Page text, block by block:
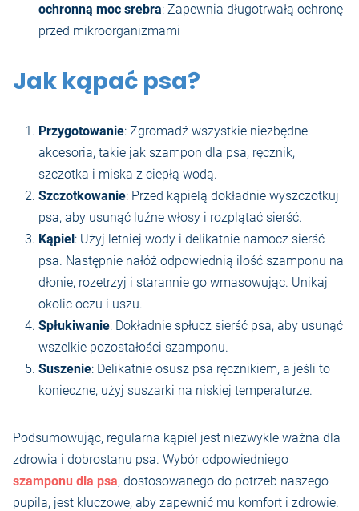
ochronną moc srebra: Zapewnia długotrwałą ochronę
przed mikroorganizmami
Jak kąpać psa?
Przygotowanie: Zgromadź wszystkie niezbędne
akcesoria, takie jak szampon dla psa, ręcznik,
szczotka i miska z ciepłą wodą.
Szczotkowanie: Przed kąpielą dokładnie wyszczotkuj
psa, aby usunąć luźne włosy i rozplątać sierść.
Kąpiel: Użyj letniej wody i delikatnie namocz sierść
psa. Następnie nałóż odpowiednią ilość szamponu na
dłonie, rozetrzyj i starannie go wmasowując. Unikaj
okolic oczu i uszu.
Spłukiwanie: Dokładnie spłucz sierść psa, aby usunąć
wszelkie pozostałości szamponu.
Suszenie: Delikatnie osusz psa ręcznikiem, a jeśli to
konieczne, użyj suszarki na niskiej temperaturze.
Podsumowując, regularna kąpiel jest niezwykle ważna dla
zdrowia i dobrostanu psa. Wybór odpowiedniego
szamponu dla psa, dostosowanego do potrzeb naszego
pupila, jest kluczowe, aby zapewnić mu komfort i zdrowie.